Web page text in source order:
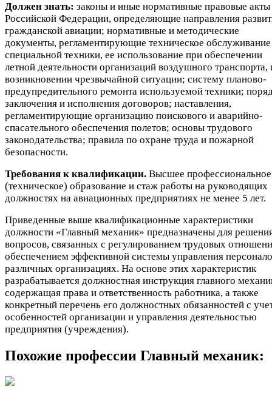
Должен знать: законы и иные нормативные правовые акты
Российской Федерации, определяющие направления
гражданской авиации; нормативные и методические
документы, регламентирующие техническое обслуживание
специальной техники, ее использование при обеспечении
летной деятельности организаций воздушного транспорта,
возникновении чрезвычайной ситуации; систему планово-
предупредительного ремонта используемой техники;
заключения и исполнения договоров; наставления,
регламентирующие организацию поискового и аварийно-
спасательного обеспечения полетов; основы трудового
законодательства; правила по охране труда и пожарной
безопасности.
Требования к квалификации. Высшее профессиональное
(техническое) образование и стаж работы на руководящих
должностях на авиационных предприятиях не менее 5 лет.
Приведенные выше квалификационные характеристики
должности «Главный механик» предназначены для
вопросов, связанных с регулированием трудовых
обеспечением эффективной системы управления
различных организациях. На основе этих характеристик
разрабатывается должностная инструкция главного
содержащая права и ответственность работника, а также
конкретный перечень его должностных обязанностей с
особенностей организации и управления деятельностью
предприятия (учреждения).
Похожие профессии Главный механик: